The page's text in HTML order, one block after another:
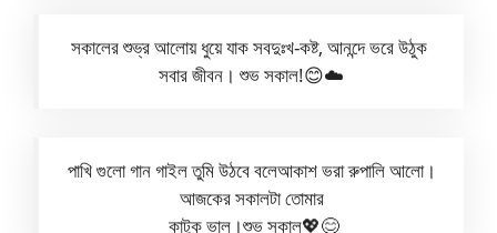
সকালের শুভ্র আলোয় ধুয়ে যাক সবদুঃখ-কষ্ট, আনন্দে ভরে উঠুক
সবার জীবন। শুভ সকাল!😊☁️
পাখি গুলো গান গাইল তুমি উঠবে বলেআকাশ ভরা রুপালি আলো।
আজকের সকালটা তোমার
কাটুক ভাল।শুভ সকাল💖😊